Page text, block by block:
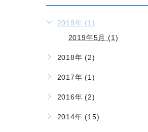
2019年 (1)
2019年5月 (1)
2018年 (2)
2017年 (1)
2016年 (2)
2014年 (15)